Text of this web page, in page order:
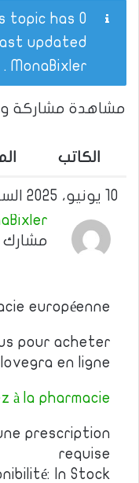
updated
MonaBixler
.
مشاهدة مشاركة
الكاتب
10 يونيو، 2025 الساعة 8:52 م
مشارك
européenne
pour acheter
lovegra en ligne
à la pharmacie
prescription
requise
In Stock!